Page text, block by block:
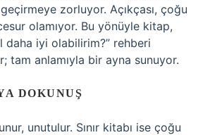
geçirmeye zorluyor. Açıkçası, çoğu
olamıyor. Bu yönüyle kitap,
daha iyi olabilirim?” rehberi
tam anlamıyla bir ayna sunuyor.
DOKUNUŞ
unutulur. Sınır kitabı ise çoğu